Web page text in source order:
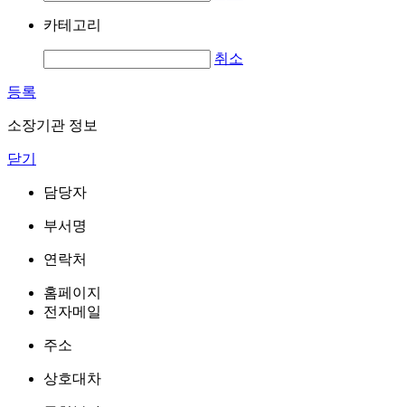
카테고리
취소
등록
소장기관 정보
닫기
담당자
부서명
연락처
홈페이지
전자메일
주소
상호대차